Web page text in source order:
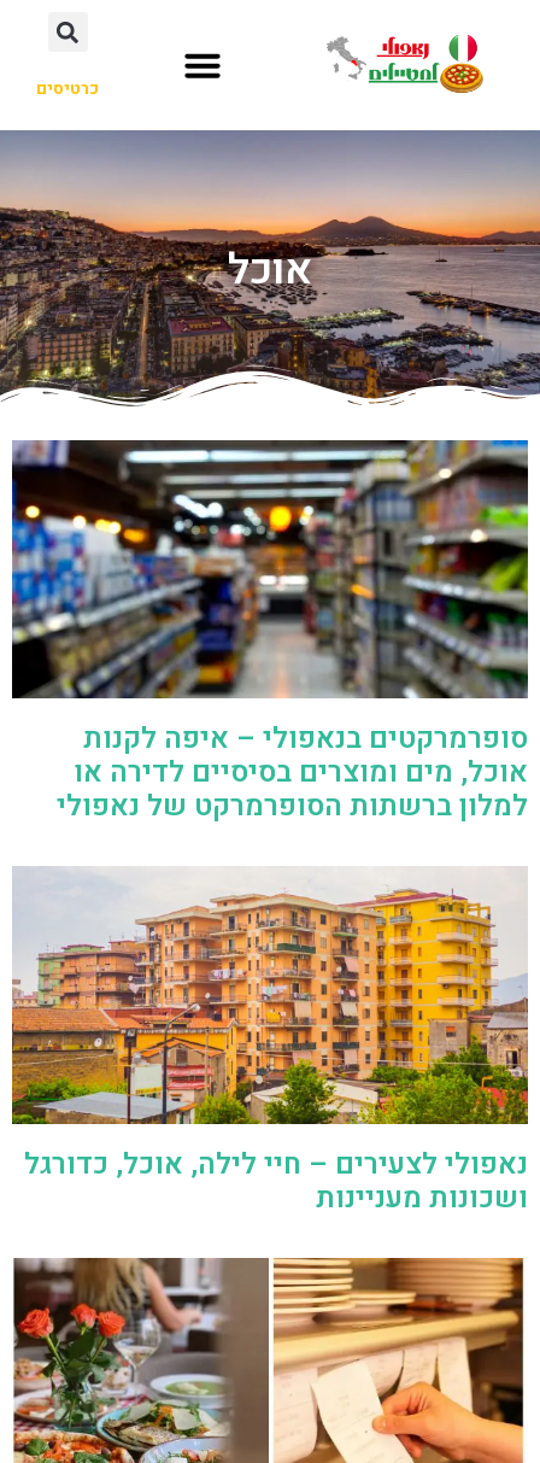
כרטיסים
אוכל
סופרמרקטים בנאפולי – איפה לקנות
אוכל, מים ומוצרים בסיסיים לדירה או
למלון ברשתות הסופרמרקט של נאפולי
נאפולי לצעירים – חיי לילה, אוכל, כדורגל
ושכונות מעניינות